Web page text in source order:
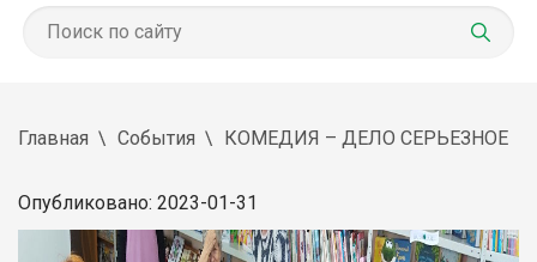
Главная События КОМЕДИЯ – ДЕЛО СЕРЬЕЗНОЕ
Опубликовано: 2023-01-31